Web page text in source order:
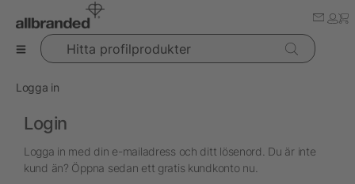
Hitta profilprodukter
Logga in
Login
Logga in med din e-mailadress och ditt lösenord. Du är inte
kund än? Öppna sedan ett gratis kundkonto nu.